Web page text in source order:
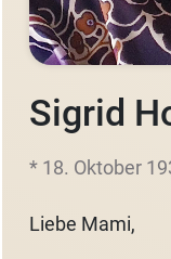
Sigrid
* 18. Oktober
Liebe Mami,